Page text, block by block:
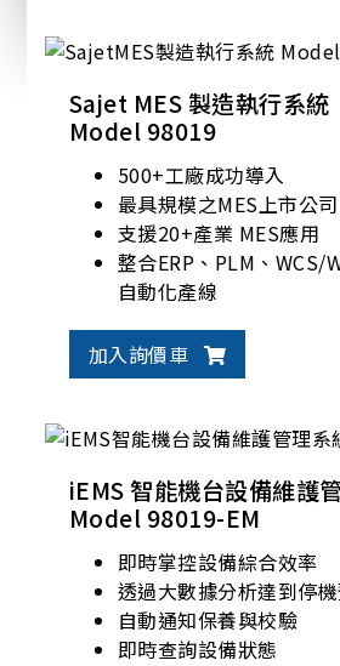
Sajet MES 製造執行系統
Model 98019
500+工廠成功導入
最具規模之MES上市公司
支援20+產業 MES應用
整合ERP、PLM、WCS/
自動化產線
加入詢價車
iEMS 智能機台設備維護
Model 98019-EM
即時掌控設備綜合效率
透過大數據分析達到停
自動通知保養與校驗
即時查詢設備狀態